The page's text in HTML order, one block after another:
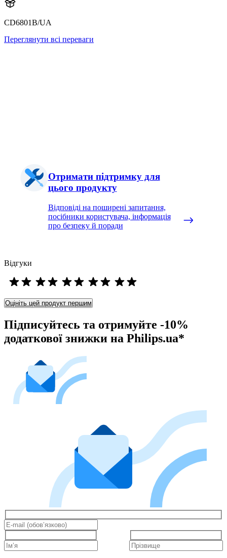
CD6801B/UA
Переглянути всі переваги
Отримати підтримку для
цього продукту
Відповіді на поширені запитання,
посібники користувача, інформація
про безпеку й поради
Відгуки
Оцініть цей продукт першим
Підписуйтесь та отримуйте -10%
додаткової знижки на Philips.ua*